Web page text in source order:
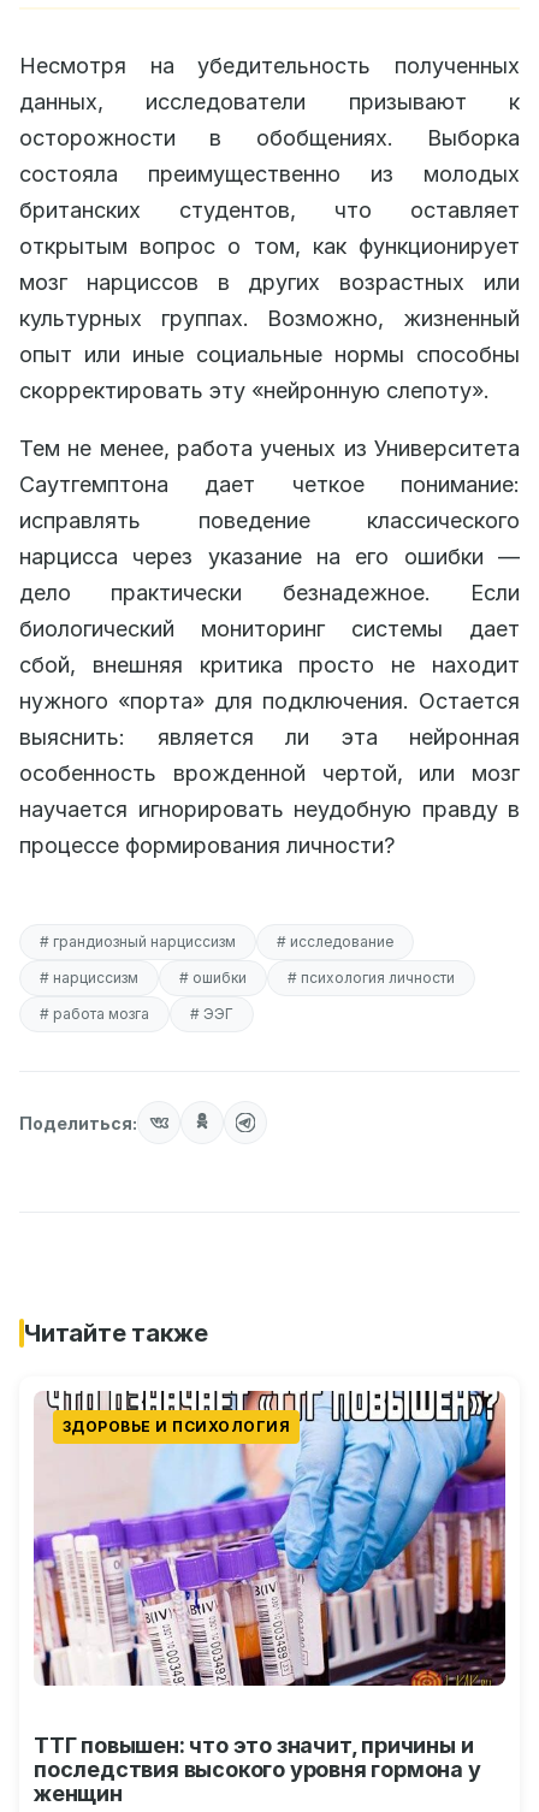
Несмотря на убедительность полученных
данных, исследователи призывают к
осторожности в обобщениях. Выборка
состояла преимущественно из молодых
британских студентов, что оставляет
открытым вопрос о том, как функционирует
мозг нарциссов в других возрастных или
культурных группах. Возможно, жизненный
опыт или иные социальные нормы способны
скорректировать эту «нейронную слепоту».
Тем не менее, работа ученых из Университета
Саутгемптона дает четкое понимание:
исправлять поведение классического
нарцисса через указание на его ошибки —
дело практически безнадежное. Если
биологический мониторинг системы дает
сбой, внешняя критика просто не находит
нужного «порта» для подключения. Остается
выяснить: является ли эта нейронная
особенность врожденной чертой, или мозг
научается игнорировать неудобную правду в
процессе формирования личности?
# грандиозный нарциссизм
# исследование
# нарциссизм
# ошибки
# психология личности
# работа мозга
# ЭЭГ
Поделиться:
Читайте также
ЗДОРОВЬЕ И ПСИХОЛОГИЯ
ТТГ повышен: что это значит, причины и
последствия высокого уровня гормона у
женщин